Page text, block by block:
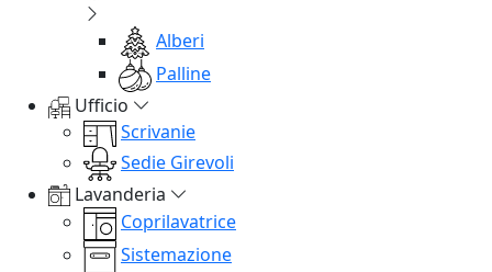
Alberi
Palline
Ufficio
Scrivanie
Sedie Girevoli
Lavanderia
Coprilavatrice
Sistemazione